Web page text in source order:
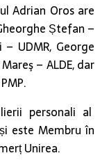
Adrian Oros are
Ștefan –
UDMR, George
– ALDE, dar
personali al
este Membru în
Unirea.